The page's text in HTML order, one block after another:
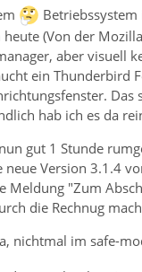
(Von der
aber visuell
ein Thunderbird
Das
hab ich es da
gut 1 Stunde
neue Version 3.1.4
Meldung "Zum
die Rechnug
nichtmal im safe-